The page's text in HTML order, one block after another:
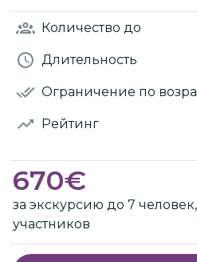
Количество до
Длительность
Ограничение по
Рейтинг
670€
за экскурсию до 7
участников